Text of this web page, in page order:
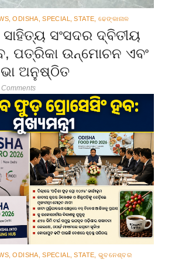
ODISHA SPECIAL STATE ଢେଙ୍କାନାଳ
ସଂସଦର ଦ୍ବିତୀୟ
ପତ୍ରିକା ଉନ୍ମୋଚନ ଏବଂ
ଅନୁଷ୍ଠିତ
ODISHA SPECIAL STATE ଭୁବନେଶ୍ବର